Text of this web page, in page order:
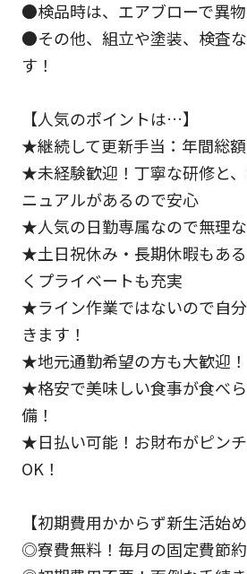
●検品時は、エアブローで異
●その他、組立や塗装、検査
す！
【人気のポイントは…】
★継続して更新手当：年間総額
★未経験歓迎！丁寧な研修と
ニュアルがあるので安心
★人気の日勤専属なので無理な
★土日祝休み・長期休暇もあ
くプライベートも充実
★ライン作業ではないので自
きます！
★地元通勤希望の方も大歓迎！
★格安で美味しい食事が食べ
備！
★日払い可能！お財布がピン
OK！
【初期費用かからず新生活始
◎寮費無料！毎月の固定費節約